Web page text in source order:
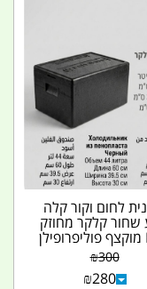
לחום וקור קלה
שחור קלקר מחוזק
EPP מוקצף פוליפרופילן
₪300
₪280